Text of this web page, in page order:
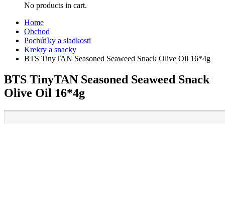
No products in cart.
Home
Obchod
Pochúťky a sladkosti
Krekry a snacky
BTS TinyTAN Seasoned Seaweed Snack Olive Oil 16*4g
BTS TinyTAN Seasoned Seaweed Snack
Olive Oil 16*4g